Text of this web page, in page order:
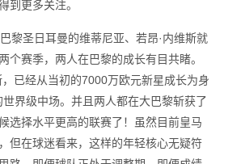
到更多关注。
黎圣日耳曼的维蒂尼亚、若昂·内维斯就
个赛季，两人在巴黎的成长有目共睹。
已经从当初的7000万欧元新星成长为身
界级中场。并且两人都在大巴黎斩获了
选择水平更高的联赛了！虽然目前皇马
但在球迷看来，这样的年轻核心无疑符